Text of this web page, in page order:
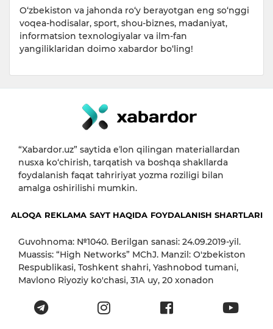
O‘zbekiston va jahonda ro‘y berayotgan eng so‘nggi
voqea-hodisalar, sport, shou-biznes, madaniyat,
informatsion texnologiyalar va ilm-fan
yangiliklaridan doimo xabardor bo‘ling!
“Xabardor.uz” saytida eʼlon qilingan materiallardan
nusxa ko‘chirish, tarqatish va boshqa shakllarda
foydalanish faqat tahririyat yozma roziligi bilan
amalga oshirilishi mumkin.
ALOQA REKLAMA SAYT HAQIDA FOYDALANISH SHARTLARI
Guvohnoma: №1040. Berilgan sanasi: 24.09.2019-yil.
Muassis: “High Networks” MChJ. Manzil: O'zbekiston
Respublikasi, Toshkent shahri, Yashnobod tumani,
Mavlono Riyoziy ko'chasi, 31А uy, 20 xonadon